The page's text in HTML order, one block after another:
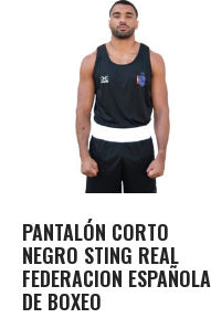
PANTALÓN CORTO
NEGRO STING REAL
FEDERACION ESPAÑOLA
DE BOXEO